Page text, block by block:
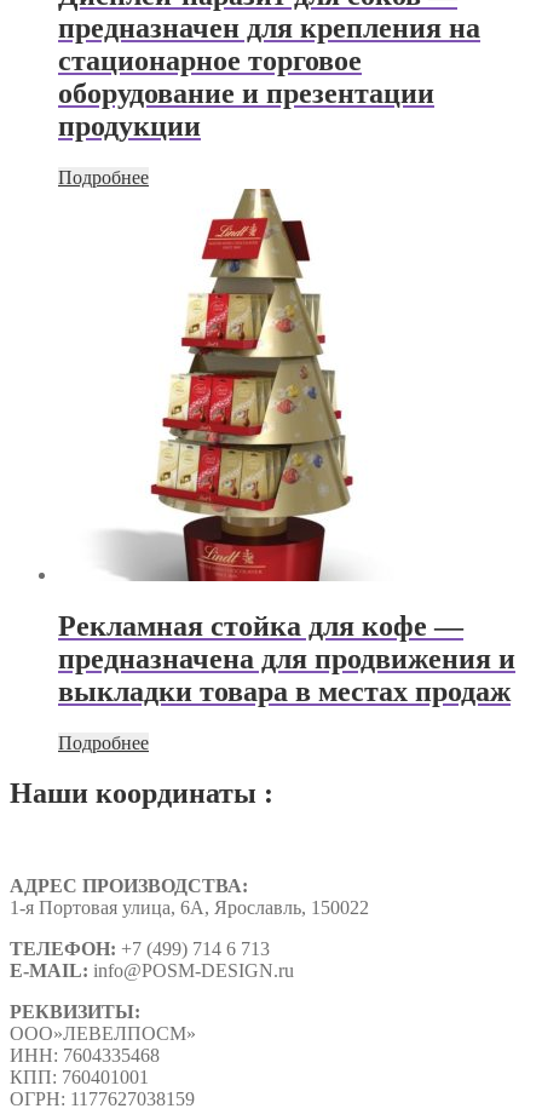
предназначен для крепления на
стационарное торговое
оборудование и презентации
продукции
Подробнее
Рекламная стойка для кофе —
предназначена для продвижения и
выкладки товара в местах продаж
Подробнее
Наши координаты :
АДРЕС ПРОИЗВОДСТВА:
1-я Портовая улица, 6А, Ярославль, 150022
ТЕЛЕФОН: +7 (499) 714 6 713
E-MAIL: info@POSM-DESIGN.ru
РЕКВИЗИТЫ:
ООО»ЛЕВЕЛПОСМ»
ИНН: 7604335468
КПП: 760401001
ОГРН: 1177627038159